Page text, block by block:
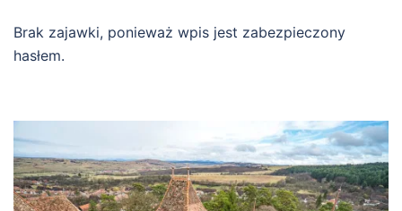
Brak zajawki, ponieważ wpis jest zabezpieczony
hasłem.